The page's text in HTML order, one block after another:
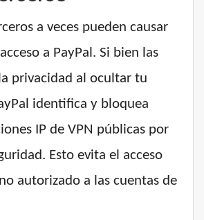
a veces pueden causar
a PayPal. Si bien las
privacidad al ocultar tu
identifica y bloquea
IP de VPN públicas por
Esto evita el acceso
autorizado a las cuentas de